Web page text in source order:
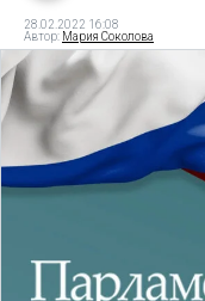
28.02.2022 16:08
Автор: Мария Соколова